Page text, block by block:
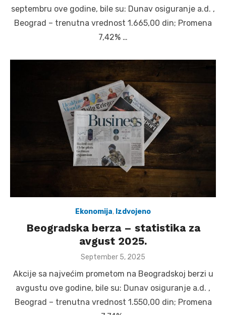
septembru ove godine, bile su: Dunav osiguranje a.d. ,
Beograd – trenutna vrednost 1.665,00 din; Promena
7,42% …
Ekonomija, Izdvojeno
Beogradska berza – statistika za
avgust 2025.
Posted
September 5, 2025
Akcije sa najvećim prometom na Beogradskoj berzi u
avgustu ove godine, bile su: Dunav osiguranje a.d. ,
Beograd – trenutna vrednost 1.550,00 din; Promena